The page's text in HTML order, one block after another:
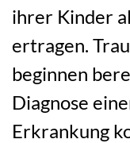
ihrer Kinder
ertragen.
beginnen
Diagnose
Erkrankung